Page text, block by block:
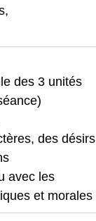
des 3 unités
des désirs
avec les
et morales